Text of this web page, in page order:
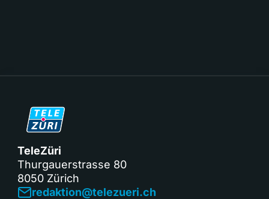
TeleZüri
Thurgauerstrasse 80
8050 Zürich
redaktion@telezueri.ch